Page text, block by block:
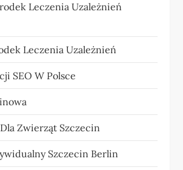
Leczenia Uzależnień
Leczenia Uzależnień
SEO W Polsce
Zwierząt Szczecin
Szczecin Berlin